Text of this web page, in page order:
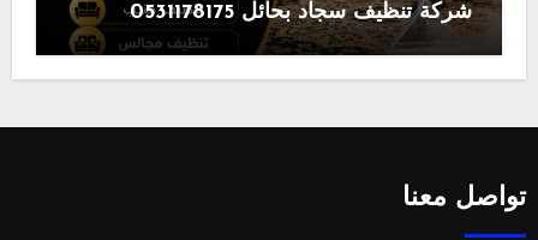
شركة تنظيف سجاد بحائل 0531178175
تواصل معنا